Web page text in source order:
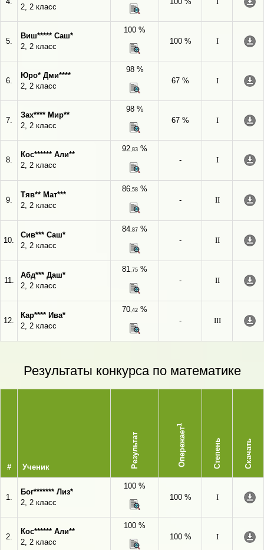
2, 2 класс
5.
Виш***** Саш*
2, 2 класс
100 %
100 %
I
6.
Юро* Дми****
2, 2 класс
98 %
67 %
I
7.
Зах**** Мир**
2, 2 класс
98 %
67 %
I
8.
Кос****** Али**
2, 2 класс
92,83 %
-
I
9.
Тяв** Мат***
2, 2 класс
86,58 %
-
II
10.
Сив*** Саш*
2, 2 класс
84,87 %
-
II
11.
Абд*** Даш*
2, 2 класс
81,75 %
-
II
12.
Кар**** Ива*
2, 2 класс
70,42 %
-
III
Результаты конкурса по математике
# Ученик Результат Опережает
1
Степень Скачать
1.
Бог******* Лиз*
2, 2 класс
100 %
100 %
I
2.
Кос****** Али**
2, 2 класс
100 %
100 %
I